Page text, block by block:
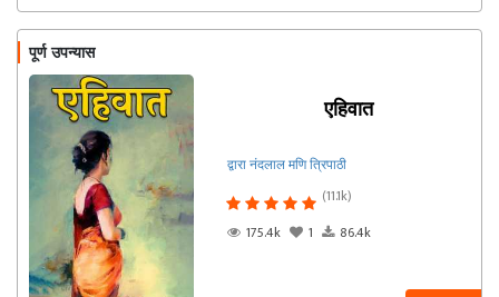
पूर्ण उपन्यास
एहिवात
द्वारा नंदलाल मणि त्रिपाठी
(11.1k)
175.4k
1 86.4k